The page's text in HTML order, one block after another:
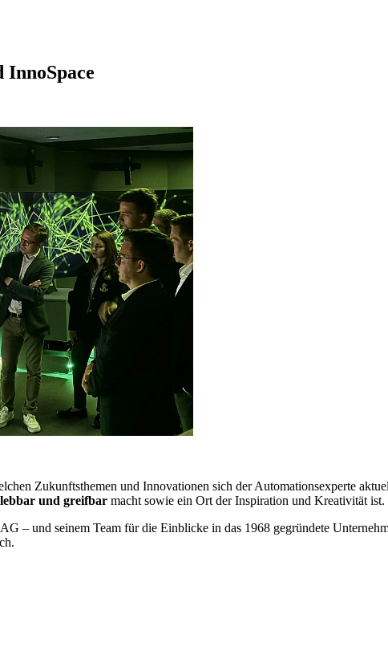
Zukunftsthemen und Innovationen sich der Automationsexperte
und greifbar macht sowie ein Ort der Inspiration und Kreativität ist.
– und seinem Team für die Einblicke in das 1968 gegründete